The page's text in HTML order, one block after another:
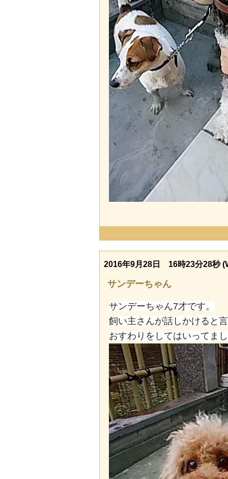
2016年9月28日 16時23分28秒
サンデーちゃん
サンデーちゃん7才です。
飼い主さんが話しかけると
おすわりをしてはいってま